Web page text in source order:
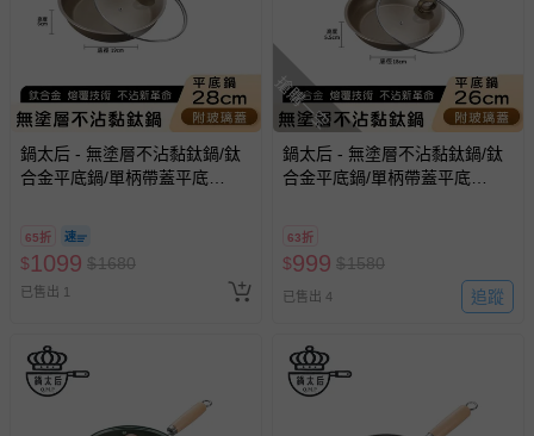
鍋太后 - 無塗層不沾黏鈦鍋/鈦
合金平底鍋/單柄帶蓋平底
65折
$1099 $1680
已售出 1
搶購一空
鍋太后 - 無塗層不沾黏鈦鍋/鈦
合金平底鍋/單柄帶蓋平底
63折
$999 $1580
已售出 4 追蹤